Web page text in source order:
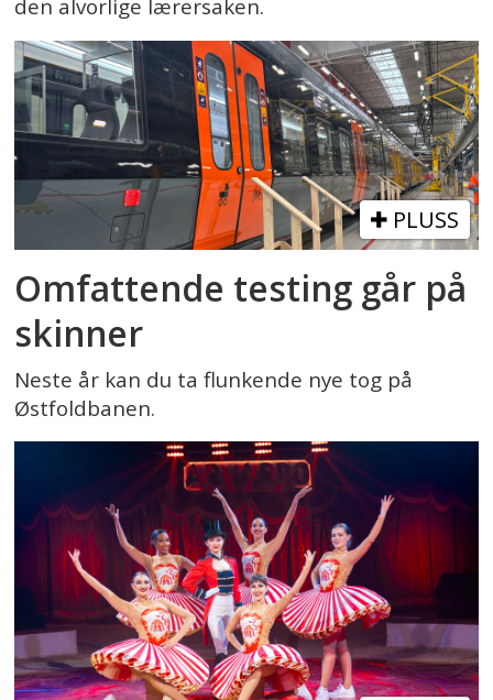
den alvorlige lærersaken.
PLUSS
Omfattende testing går på
skinner
Neste år kan du ta flunkende nye tog på
Østfoldbanen.